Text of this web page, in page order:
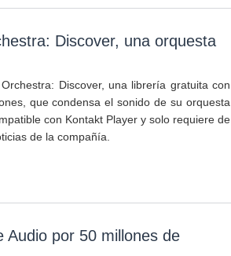
Discover, una orquesta
Discover, una librería gratuita con
que condensa el sonido de su orquesta
con Kontakt Player y solo requiere de
de la compañía.
Audio por 50 millones de